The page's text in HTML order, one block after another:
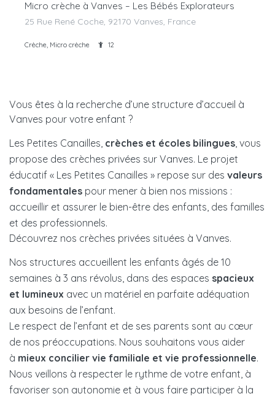
Micro crèche à Vanves – Les Bébés Explorateurs
25 Rue René Coche, 92170 Vanves, France
Crèche, Micro crèche 12
Vous êtes à la recherche d’une structure d’accueil à
Vanves pour votre enfant ?
Les Petites Canailles, crèches et écoles bilingues , vous
propose des crèches privées sur Vanves. Le projet
éducatif « Les Petites Canailles » repose sur des valeurs
fondamentales pour mener à bien nos missions :
accueillir et assurer le bien-être des enfants, des familles
et des professionnels.
Découvrez nos crèches privées situées à Vanves.
Nos structures accueillent les enfants âgés de 10
semaines à 3 ans révolus, dans des espaces spacieux
et lumineux avec un matériel en parfaite adéquation
aux besoins de l’enfant.
Le respect de l’enfant et de ses parents sont au cœur
de nos préoccupations. Nous souhaitons vous aider
à mieux concilier vie familiale et vie professionnelle.
Nous veillons à respecter le rythme de votre enfant, à
favoriser son autonomie et à vous faire participer à la